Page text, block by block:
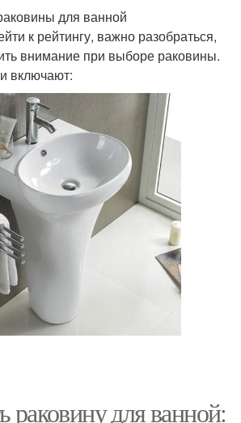
для ванной
к рейтингу, важно разобраться,
внимание при выборе раковины.
включают:
раковину для ванной: